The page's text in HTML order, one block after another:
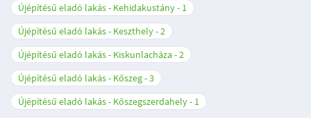
Újépítésű eladó lakás - Kehidakustány
1
Újépítésű eladó lakás - Keszthely 2
Újépítésű eladó lakás - Kiskunlacháza 2
Újépítésű eladó lakás - Kőszeg 3
Újépítésű eladó lakás - Kőszegszerdahely
1